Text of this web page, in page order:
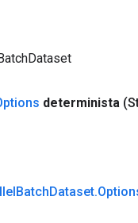
determinista
BatchDataset.